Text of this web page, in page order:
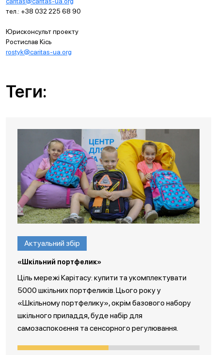
тел.: +38 032 225 68 90
Юрисконсульт проекту
Ростислав Кісь
rostyk@caritas-ua.org
Теги:
Актуальний збір
«Шкільний портфелик»
Ціль мережі Карітасу: купити та укомплектувати
5000 шкільних портфеликів. Цього року у
«Шкільному портфелику», окрім базового набору
шкільного приладдя, буде набір для
самозаспокоєння та сенсорного регулювання.